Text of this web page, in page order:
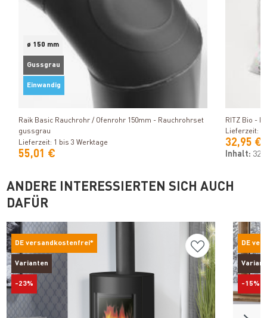
ø 150 mm
Gussgrau
Einwandig
Produkt ansehen
Raik Basic Rauchrohr / Ofenrohr 150mm - Rauchrohrset
gussgrau
Lieferzeit: 1 bis 3 Werktage
55,01 €
RITZ
Lieferzeit: 1
32,95 €
Inhalt:
ANDERE INTERESSIERTEN SICH AUCH
DAFÜR
DE versandkostenfrei*
Varianten
-23%
DE
-15%